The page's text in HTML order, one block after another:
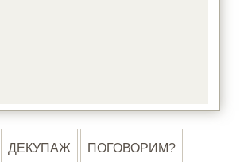
ДЕКУПАЖ ПОГОВОРИМ?